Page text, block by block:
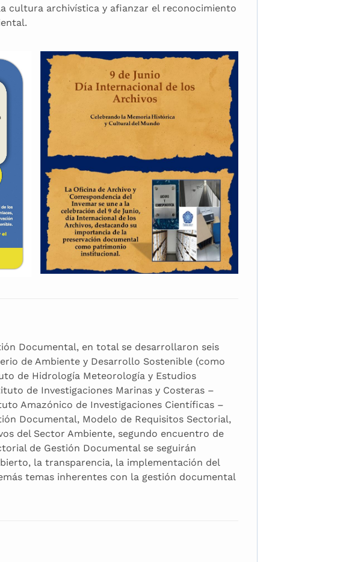
cultura archivística y afianzar el reconocimiento
Documental, en total se desarrollaron seis
de Ambiente y Desarrollo Sostenible (como
de Hidrología Meteorología y Estudios
de Investigaciones Marinas y Costeras –
Amazónico de Investigaciones Científicas –
Documental, Modelo de Requisitos Sectorial,
del Sector Ambiente, segundo encuentro de
de Gestión Documental se seguirán
la transparencia, la implementación del
temas inherentes con la gestión documental